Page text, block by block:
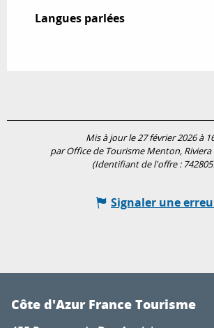
Langues parlées
Langues parlées
Mis à jour le 27 février 2026 à
par Office de Tourisme Menton, Riviera
(Identifiant de l'offre :
Signaler une
Côte d'Azur France Tourisme